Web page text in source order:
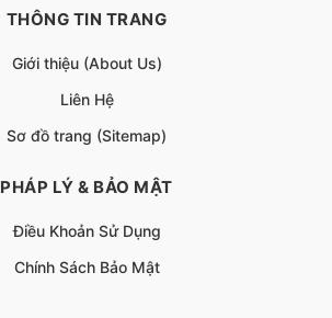
THÔNG TIN TRANG
Giới thiệu (About Us)
Liên Hệ
Sơ đồ trang (Sitemap)
PHÁP LÝ & BẢO MẬT
Điều Khoản Sử Dụng
Chính Sách Bảo Mật